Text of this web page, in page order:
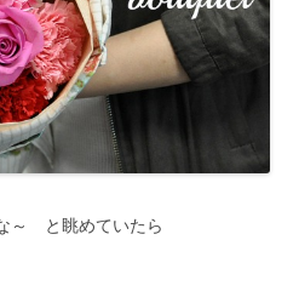
～ と眺めていたら